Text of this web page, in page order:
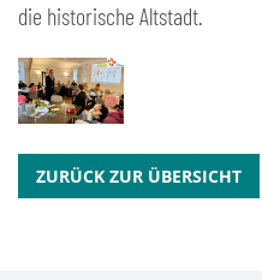
die historische Altstadt.
ZURÜCK ZUR ÜBERSICHT